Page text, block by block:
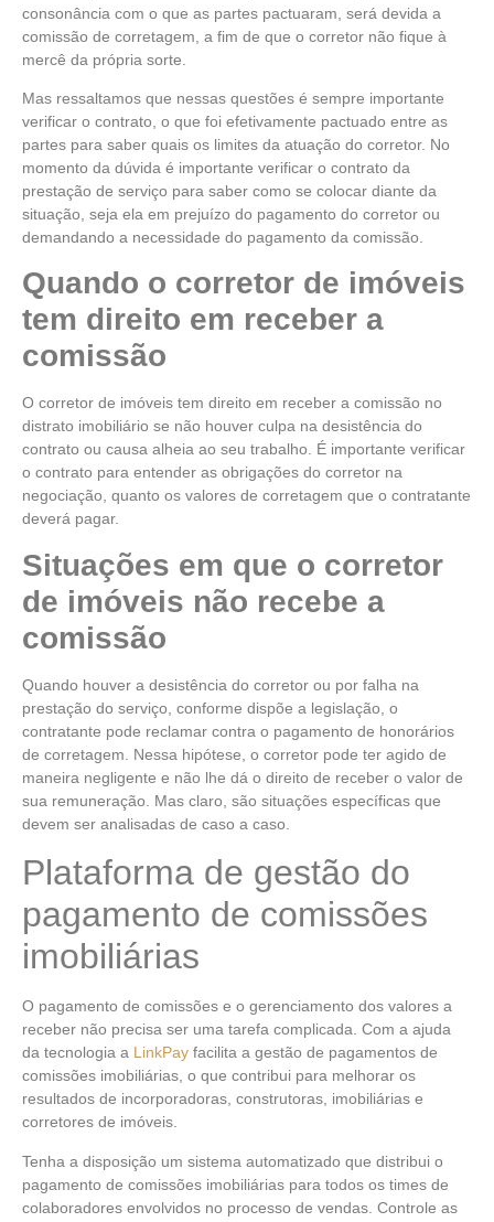
consonância com o que as partes pactuaram, será devida a
comissão de corretagem, a fim de que o corretor não fique à
mercê da própria sorte.
Mas ressaltamos que nessas questões é sempre importante
verificar o contrato, o que foi efetivamente pactuado entre as
partes para saber quais os limites da atuação do corretor. No
momento da dúvida é importante verificar o contrato da
prestação de serviço para saber como se colocar diante da
situação, seja ela em prejuízo do pagamento do corretor ou
demandando a necessidade do pagamento da comissão.
Quando o corretor de imóveis
tem direito em receber a
comissão
O corretor de imóveis tem direito em receber a comissão no
distrato imobiliário se não houver culpa na desistência do
contrato ou causa alheia ao seu trabalho. É importante verificar
o contrato para entender as obrigações do corretor na
negociação, quanto os valores de corretagem que o contratante
deverá pagar.
Situações em que o corretor
de imóveis não recebe a
comissão
Quando houver a desistência do corretor ou por falha na
prestação do serviço, conforme dispõe a legislação, o
contratante pode reclamar contra o pagamento de honorários
de corretagem. Nessa hipótese, o corretor pode ter agido de
maneira negligente e não lhe dá o direito de receber o valor de
sua remuneração. Mas claro, são situações específicas que
devem ser analisadas de caso a caso.
Plataforma de gestão do
pagamento de comissões
imobiliárias
O pagamento de comissões e o gerenciamento dos valores a
receber não precisa ser uma tarefa complicada. Com a ajuda
da tecnologia a LinkPay facilita a gestão de pagamentos de
comissões imobiliárias, o que contribui para melhorar os
resultados de incorporadoras, construtoras, imobiliárias e
corretores de imóveis.
Tenha a disposição um sistema automatizado que distribui o
pagamento de comissões imobiliárias para todos os times de
colaboradores envolvidos no processo de vendas. Controle as